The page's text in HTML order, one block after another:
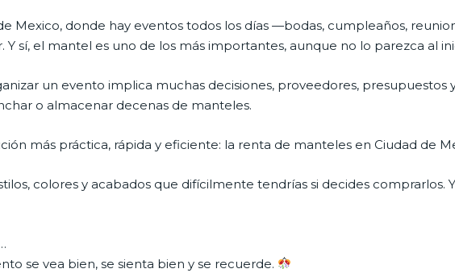
Mexico, donde hay eventos todos los días —bodas, cumpleaños,
sí, el mantel es uno de los más importantes, aunque no lo parezca al
un evento implica muchas decisiones, proveedores, presupuestos
o almacenar decenas de manteles.
más práctica, rápida y eficiente: la renta de manteles en Ciudad de
colores y acabados que difícilmente tendrías si decides comprarlos.
se vea bien, se sienta bien y se recuerde.